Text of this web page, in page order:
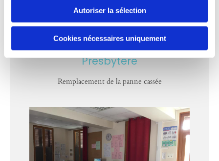
Autoriser la sélection
Cookies nécessaires uniquement
Presbytère
Remplacement de la panne cassée